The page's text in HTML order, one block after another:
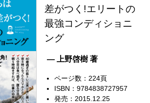
差がつく!エリートの
最強コンディショニ
ング
— 上野啓樹 著
ページ数：224頁
ISBN：9784838727957
発売：2015.12.25